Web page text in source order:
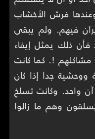
فرش الأخشاب
فيهم. ولم يبقى
ذلك يمثل إيفاء
مشاكلهم !. كما كانت
ووحشية جداً إذا كان
واحد. وكانت تسلخ
وهم ما زالوا